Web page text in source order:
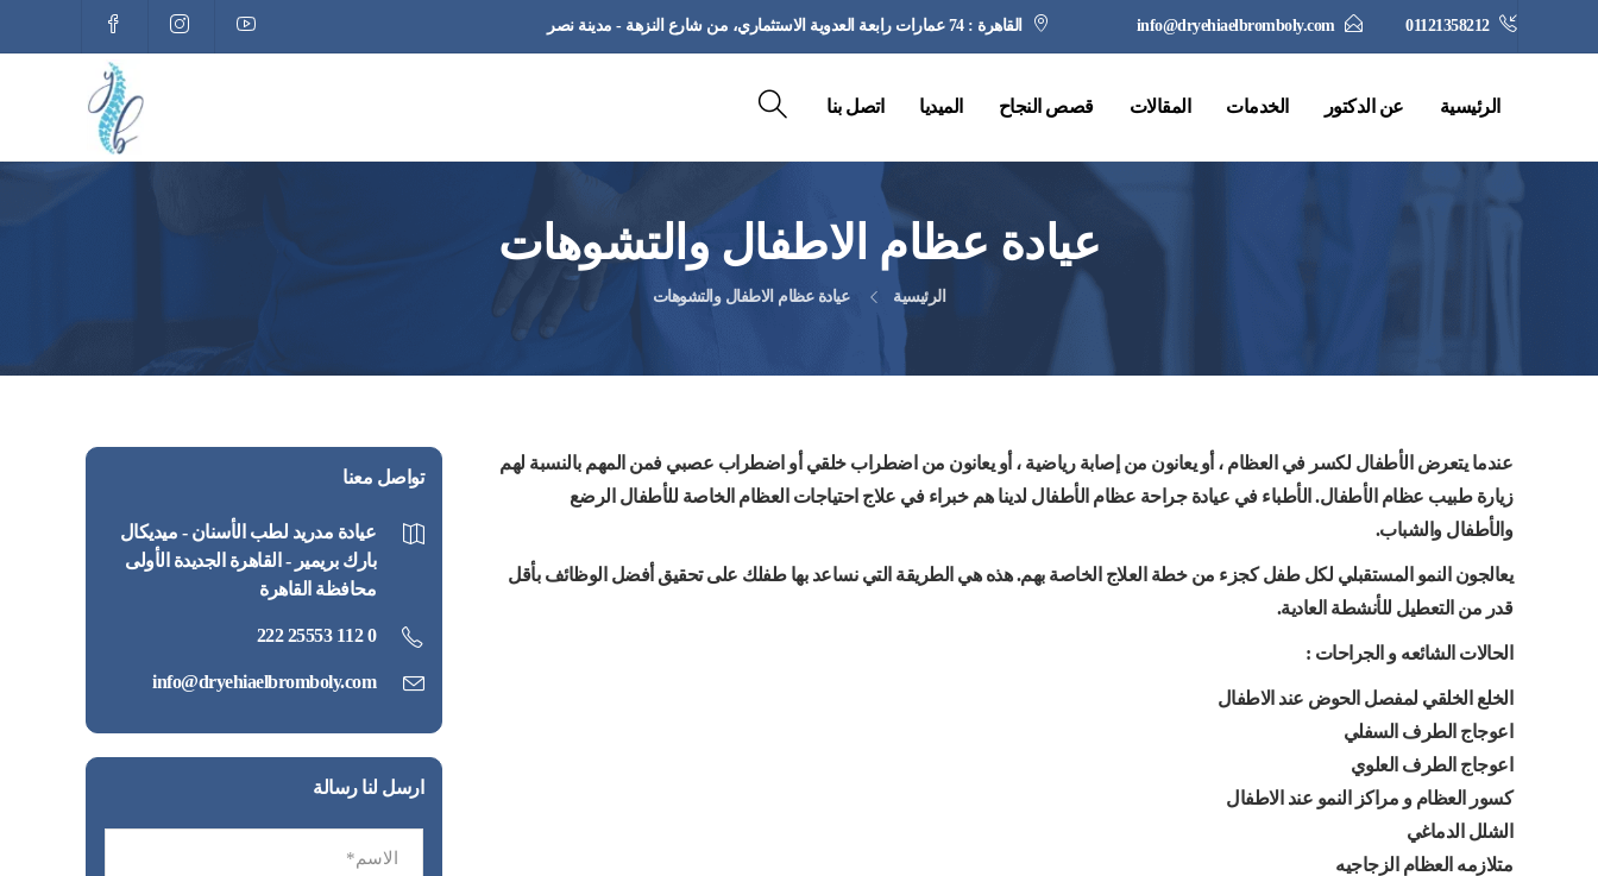
01121358212
info@dryehiaelbromboly.com القاهرة : 74 عمارات رابعة العدوية الاستثماري، من شارع النزهة - مدينة نصر
الرئيسية عن الدكتور الخدمات المقالات قصص النجاح الميديا اتصل بنا
عيادة عظام الاطفال والتشوهات
الرئيسية عيادة عظام الاطفال والتشوهات
عندما يتعرض الأطفال لكسر في العظام ، أو يعانون من إصابة رياضية ، أو يعانون من اضطراب خلقي أو اضطراب عصبي فمن المهم بالنسبة لهم
زيارة طبيب عظام الأطفال. الأطباء في عيادة جراحة عظام الأطفال لدينا هم خبراء في علاج احتياجات العظام الخاصة للأطفال الرضع
والأطفال والشباب.
يعالجون النمو المستقبلي لكل طفل كجزء من خطة العلاج الخاصة بهم. هذه هي الطريقة التي نساعد بها طفلك على تحقيق أفضل الوظائف بأقل
قدر من التعطيل للأنشطة العادية.
الحالات الشائعه و الجراحات :
الخلع الخلقي لمفصل الحوض عند الاطفال
اعوجاج الطرف السفلي
اعوجاج الطرف العلوي
كسور العظام و مراكز النمو عند الاطفال
الشلل الدماغي
متلازمه العظام الزجاجيه
تواصل معنا
‏عيادة مدريد لطب الأسنان - ميديكال
بارك بريمير - القاهرة الجديدة الأولى
محافظة القاهرة
0 112 25553 222
info@dryehiaelbromboly.com
ارسل لنا رسالة